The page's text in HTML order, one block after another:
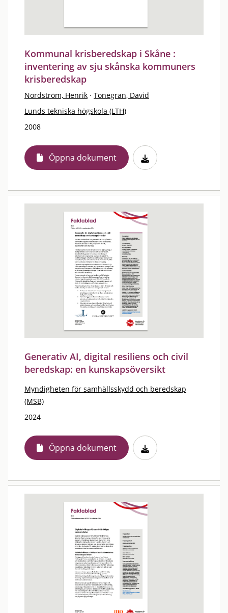
Kommunal krisberedskap i Skåne :
inventering av sju skånska kommuners
krisberedskap
Nordström, Henrik · Tonegran, David
Lunds tekniska högskola (LTH)
2008
Öppna dokument
Generativ AI, digital resiliens och civil
beredskap: en kunskapsöversikt
Myndigheten för samhällsskydd och beredskap
(MSB)
2024
Öppna dokument